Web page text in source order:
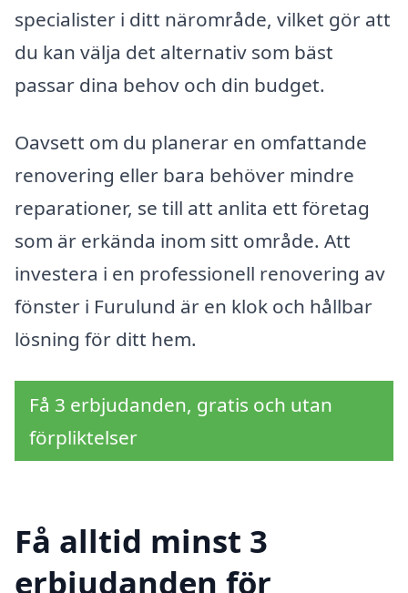
specialister i ditt närområde, vilket gör att
du kan välja det alternativ som bäst
passar dina behov och din budget.
Oavsett om du planerar en omfattande
renovering eller bara behöver mindre
reparationer, se till att anlita ett företag
som är erkända inom sitt område. Att
investera i en professionell renovering av
fönster i Furulund är en klok och hållbar
lösning för ditt hem.
Få 3 erbjudanden, gratis och utan
förpliktelser
Få alltid minst 3
erbjudanden för